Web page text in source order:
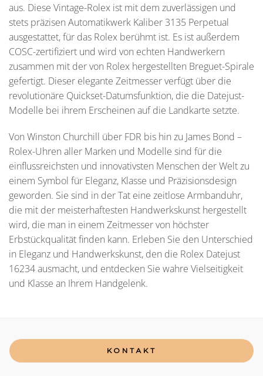
aus. Diese Vintage-Rolex ist mit dem zuverlässigen und
stets präzisen Automatikwerk Kaliber 3135 Perpetual
ausgestattet, für das Rolex berühmt ist. Es ist außerdem
COSC-zertifiziert und wird von echten Handwerkern
zusammen mit der von Rolex hergestellten Breguet-Spirale
gefertigt. Dieser elegante Zeitmesser verfügt über die
revolutionäre Quickset-Datumsfunktion, die die Datejust-
Modelle bei ihrem Erscheinen auf die Landkarte setzte.
Von Winston Churchill über FDR bis hin zu James Bond –
Rolex-Uhren aller Marken und Modelle sind für die
einflussreichsten und innovativsten Menschen der Welt zu
einem Symbol für Eleganz, Klasse und Präzisionsdesign
geworden. Sie sind in der Tat eine zeitlose Armbanduhr,
die mit der meisterhaftesten Handwerkskunst hergestellt
wird, die man in einem Zeitmesser von höchster
Erbstückqualität finden kann. Erleben Sie den Unterschied
in Eleganz und Handwerkskunst, den die Rolex Datejust
16234 ausmacht, und entdecken Sie wahre Vielseitigkeit
und Klasse an Ihrem Handgelenk.
KONTAKT